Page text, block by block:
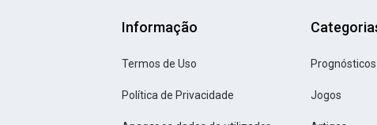
Informação
Termos de Uso
Política de Privacidade
Prognósticos
Jogos